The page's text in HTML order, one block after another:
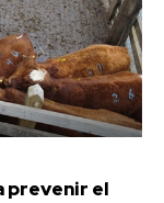
prevenir el